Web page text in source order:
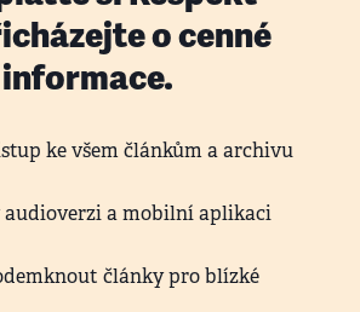
o cenné
informace.
ke všem článkům a archivu
audioverzi a mobilní aplikaci
články pro blízké